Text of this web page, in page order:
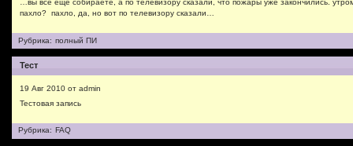
…вы все еще собираете, а по телевизору сказали, что пожары уже закончились.
пахло? пахло, да, но вот по телевизору сказали…
Рубрика: полный ПИ
Тест
19 Авг 2010 от admin
Тестовая запись
Рубрика: FAQ